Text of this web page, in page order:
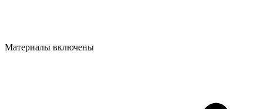
Материалы включены